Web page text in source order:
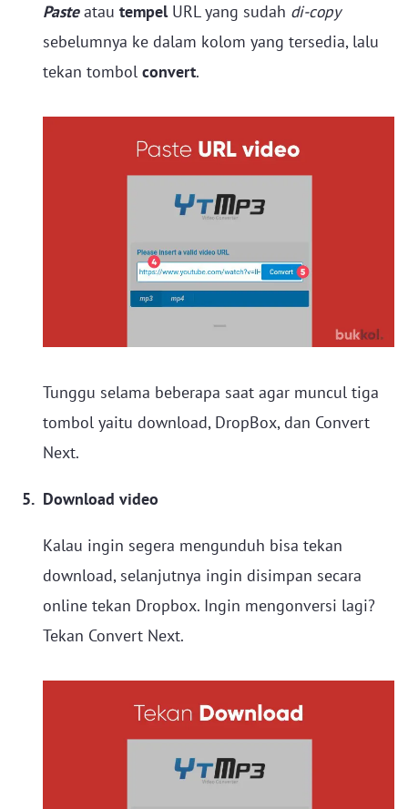
Paste atau tempelURL yang sudah di-copy
sebelumnya ke dalam kolom yang tersedia, lalu
tekan tombol convert.
Tunggu selama beberapa saat agar muncul tiga
tombol yaitu download, DropBox, dan Convert
Next.
Download video
Kalau ingin segera mengunduh bisa tekan
download, selanjutnya ingin disimpan secara
online tekan Dropbox. Ingin mengonversi lagi?
Tekan Convert Next.